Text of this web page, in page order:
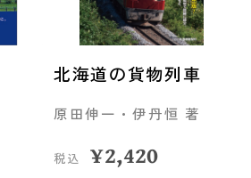
北海道の貨物列車
原田伸一・伊丹恒 著
税込 ¥2,420